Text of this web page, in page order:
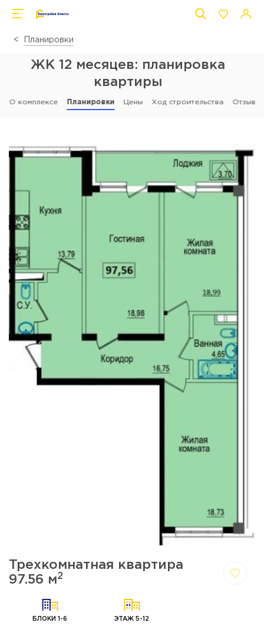
Планировки
ЖК 12 месяцев: планировка
квартиры
О комплексе Планировки Цены Ход строительства Отзывы
Трехкомнатная квартира
97.56 м2
БЛОКИ 1-6 ЭТАЖ 5-12